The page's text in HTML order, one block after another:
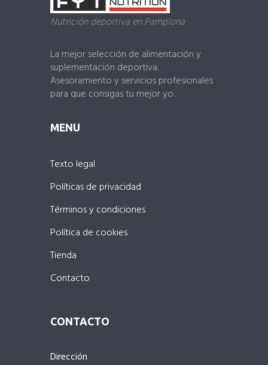
Nutrición deportiva en Pamplona
La mejor selección de alimentación y
suplementación deportiva.
Asesoramiento y servicios profesionales
para que consigas tu mejor yo.
MENU
Texto legal
Políticas de privacidad
Términos y condiciones
Política de cookies
Tienda
Contacto
CONTACTO
Dirección